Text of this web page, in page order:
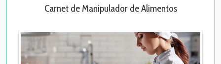
Carnet de Manipulador de Alimentos